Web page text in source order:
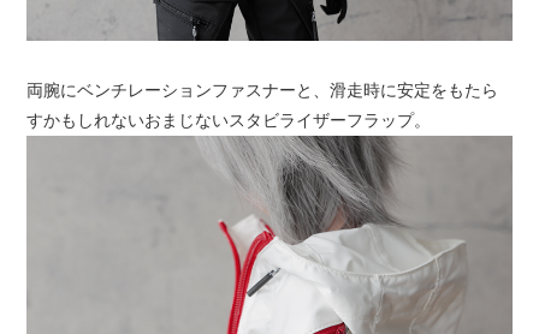
両腕にベンチレーションファスナーと、滑走時に安定をもたら
すかもしれないおまじないスタビライザーフラップ。